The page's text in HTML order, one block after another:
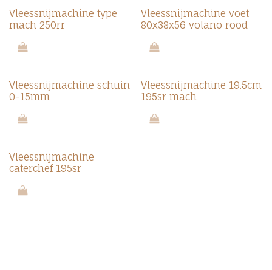
Vleessnijmachine type
mach 250rr
Vleessnijmachine voet
80x38x56 volano rood
Vleessnijmachine schuin
0-15mm
Vleessnijmachine 19.5cm
195sr mach
Vleessnijmachine
caterchef 195sr